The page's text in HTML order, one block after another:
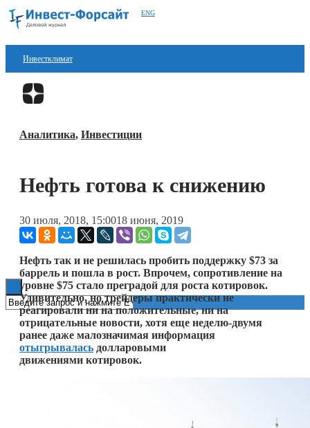
ENG
Инвестклимат
Финансы
Блокчейн
Технологии
ESG
Аналитика, Инвестиции
Нефть готова к снижению
30 июля, 2018, 15:0018 июня, 2019
Нефть так и не решилась пробить поддержку $73 за
баррель и пошла в рост. Впрочем, сопротивление на
уровне $75 стало преградой для роста котировок.
Удивительно, но трейдеры практически не
реагировали ни на положительные, ни на
отрицательные новости, хотя еще неделю-двумя
ранее даже малозначимая информация
отыгрывалась долларовыми
движениями котировок.